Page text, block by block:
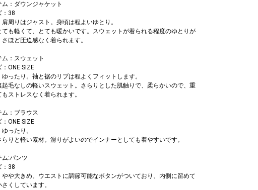
：ダウンジャケット
：38
周りはジャスト。身頃は程よいゆとり。
ても軽くて、とても暖かいです。スウェットが着られる程度のゆとりが
ほど圧迫感なく着られます。
：スウェット
ONE SIZE
ったり。袖と裾のリブは程よくフィットします。
起毛なしの軽いスウェット。さらりとした肌触りで、柔らかいので、重
ストレスなく着られます。
ム：ブラウス
ONE SIZE
ったり。
りと軽い素材。滑りがよいのでインナーとしても着やすいです。
ム:パンツ
：38
やや大きめ。ウエストに調節可能なボタンがついており、内側に留めて
くしています。